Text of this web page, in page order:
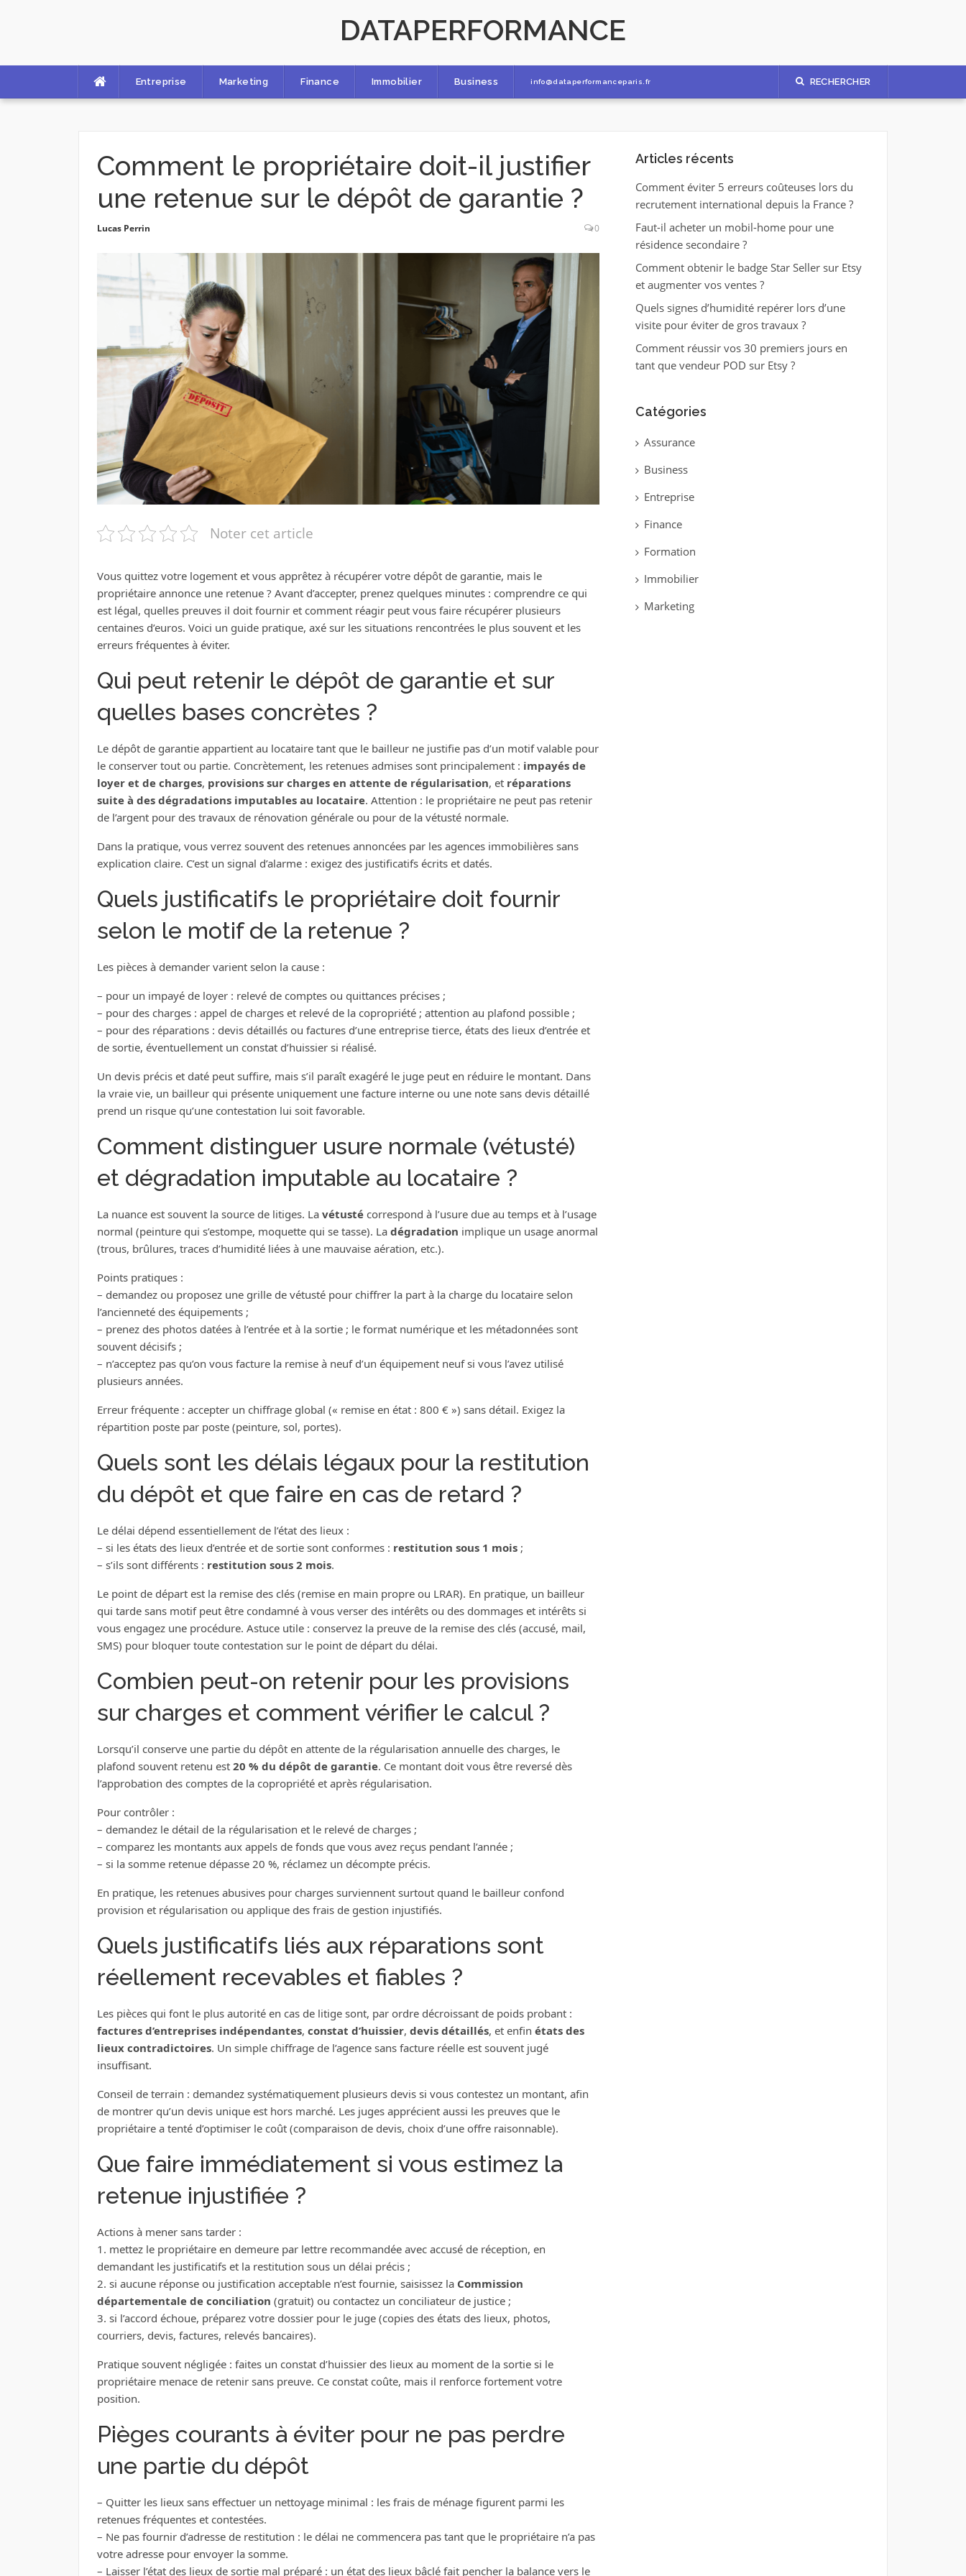
DATAPERFORMANCE
Entreprise Marketing Finance Immobilier Business info@dataperformanceparis.fr RECHERCHER
Comment le propriétaire doit-il justifier
une retenue sur le dépôt de garantie ?
Lucas Perrin 0
Noter cet article
Vous quittez votre logement et vous apprêtez à récupérer votre dépôt de garantie, mais le
propriétaire annonce une retenue ? Avant d’accepter, prenez quelques minutes : comprendre ce qui
est légal, quelles preuves il doit fournir et comment réagir peut vous faire récupérer plusieurs
centaines d’euros. Voici un guide pratique, axé sur les situations rencontrées le plus souvent et les
erreurs fréquentes à éviter.
Qui peut retenir le dépôt de garantie et sur
quelles bases concrètes ?
Le dépôt de garantie appartient au locataire tant que le bailleur ne justifie pas d’un motif valable pour
le conserver tout ou partie. Concrètement, les retenues admises sont principalement : impayés de
loyer et de charges, provisions sur charges en attente de régularisation, et réparations
suite à des dégradations imputables au locataire. Attention : le propriétaire ne peut pas retenir
de l’argent pour des travaux de rénovation générale ou pour de la vétusté normale.
Dans la pratique, vous verrez souvent des retenues annoncées par les agences immobilières sans
explication claire. C’est un signal d’alarme : exigez des justificatifs écrits et datés.
Quels justificatifs le propriétaire doit fournir
selon le motif de la retenue ?
Les pièces à demander varient selon la cause :
– pour un impayé de loyer : relevé de comptes ou quittances précises ;
– pour des charges : appel de charges et relevé de la copropriété ; attention au plafond possible ;
– pour des réparations : devis détaillés ou factures d’une entreprise tierce, états des lieux d’entrée et
de sortie, éventuellement un constat d’huissier si réalisé.
Un devis précis et daté peut suffire, mais s’il paraît exagéré le juge peut en réduire le montant. Dans
la vraie vie, un bailleur qui présente uniquement une facture interne ou une note sans devis détaillé
prend un risque qu’une contestation lui soit favorable.
Comment distinguer usure normale (vétusté)
et dégradation imputable au locataire ?
La nuance est souvent la source de litiges. La vétustécorrespond à l’usure due au temps et à l’usage
normal (peinture qui s’estompe, moquette qui se tasse). La dégradation implique un usage anormal
(trous, brûlures, traces d’humidité liées à une mauvaise aération, etc.).
Points pratiques :
– demandez ou proposez une grille de vétusté pour chiffrer la part à la charge du locataire selon
l’ancienneté des équipements ;
– prenez des photos datées à l’entrée et à la sortie ; le format numérique et les métadonnées sont
souvent décisifs ;
– n’acceptez pas qu’on vous facture la remise à neuf d’un équipement neuf si vous l’avez utilisé
plusieurs années.
Erreur fréquente : accepter un chiffrage global (« remise en état : 800 € ») sans détail. Exigez la
répartition poste par poste (peinture, sol, portes).
Quels sont les délais légaux pour la restitution
du dépôt et que faire en cas de retard ?
Le délai dépend essentiellement de l’état des lieux :
– si les états des lieux d’entrée et de sortie sont conformes : restitution sous 1 mois;
– s’ils sont différents : restitution sous 2 mois.
Le point de départ est la remise des clés (remise en main propre ou LRAR). En pratique, un bailleur
qui tarde sans motif peut être condamné à vous verser des intérêts ou des dommages et intérêts si
vous engagez une procédure. Astuce utile : conservez la preuve de la remise des clés (accusé, mail,
SMS) pour bloquer toute contestation sur le point de départ du délai.
Combien peut-on retenir pour les provisions
sur charges et comment vérifier le calcul ?
Lorsqu’il conserve une partie du dépôt en attente de la régularisation annuelle des charges, le
plafond souvent retenu est 20 % du dépôt de garantie. Ce montant doit vous être reversé dès
l’approbation des comptes de la copropriété et après régularisation.
Pour contrôler :
– demandez le détail de la régularisation et le relevé de charges ;
– comparez les montants aux appels de fonds que vous avez reçus pendant l’année ;
– si la somme retenue dépasse 20 %, réclamez un décompte précis.
En pratique, les retenues abusives pour charges surviennent surtout quand le bailleur confond
provision et régularisation ou applique des frais de gestion injustifiés.
Quels justificatifs liés aux réparations sont
réellement recevables et fiables ?
Les pièces qui font le plus autorité en cas de litige sont, par ordre décroissant de poids probant :
factures d’entreprises indépendantes, constat d’huissier, devis détaillés, et enfin états des
lieux contradictoires. Un simple chiffrage de l’agence sans facture réelle est souvent jugé
insuffisant.
Conseil de terrain : demandez systématiquement plusieurs devis si vous contestez un montant, afin
de montrer qu’un devis unique est hors marché. Les juges apprécient aussi les preuves que le
propriétaire a tenté d’optimiser le coût (comparaison de devis, choix d’une offre raisonnable).
Que faire immédiatement si vous estimez la
retenue injustifiée ?
Actions à mener sans tarder :
1. mettez le propriétaire en demeure par lettre recommandée avec accusé de réception, en
demandant les justificatifs et la restitution sous un délai précis ;
2. si aucune réponse ou justification acceptable n’est fournie, saisissez la Commission
départementale de conciliation (gratuit) ou contactez un conciliateur de justice ;
3. si l’accord échoue, préparez votre dossier pour le juge (copies des états des lieux, photos,
courriers, devis, factures, relevés bancaires).
Pratique souvent négligée : faites un constat d’huissier des lieux au moment de la sortie si le
propriétaire menace de retenir sans preuve. Ce constat coûte, mais il renforce fortement votre
position.
Pièges courants à éviter pour ne pas perdre
une partie du dépôt
– Quitter les lieux sans effectuer un nettoyage minimal : les frais de ménage figurent parmi les
retenues fréquentes et contestées.
– Ne pas fournir d’adresse de restitution : le délai ne commencera pas tant que le propriétaire n’a pas
votre adresse pour envoyer la somme.
– Laisser l’état des lieux de sortie mal préparé : un état des lieux bâclé fait pencher la balance vers le
Articles récents
Comment éviter 5 erreurs coûteuses lors du
recrutement international depuis la France ?
Faut-il acheter un mobil-home pour une
résidence secondaire ?
Comment obtenir le badge Star Seller sur Etsy
et augmenter vos ventes ?
Quels signes d’humidité repérer lors d’une
visite pour éviter de gros travaux ?
Comment réussir vos 30 premiers jours en
tant que vendeur POD sur Etsy ?
Catégories
Assurance
Business
Entreprise
Finance
Formation
Immobilier
Marketing